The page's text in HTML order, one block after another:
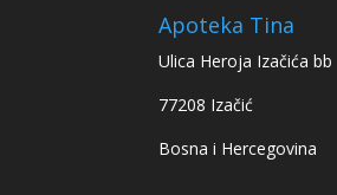
Apoteka Tina
Ulica Heroja Izačića bb
77208 Izačić
Bosna i Hercegovina